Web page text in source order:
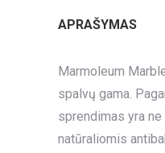
APRAŠYMAS
Marmoleum
spalvų gama.
sprendimas yra
natūraliomis